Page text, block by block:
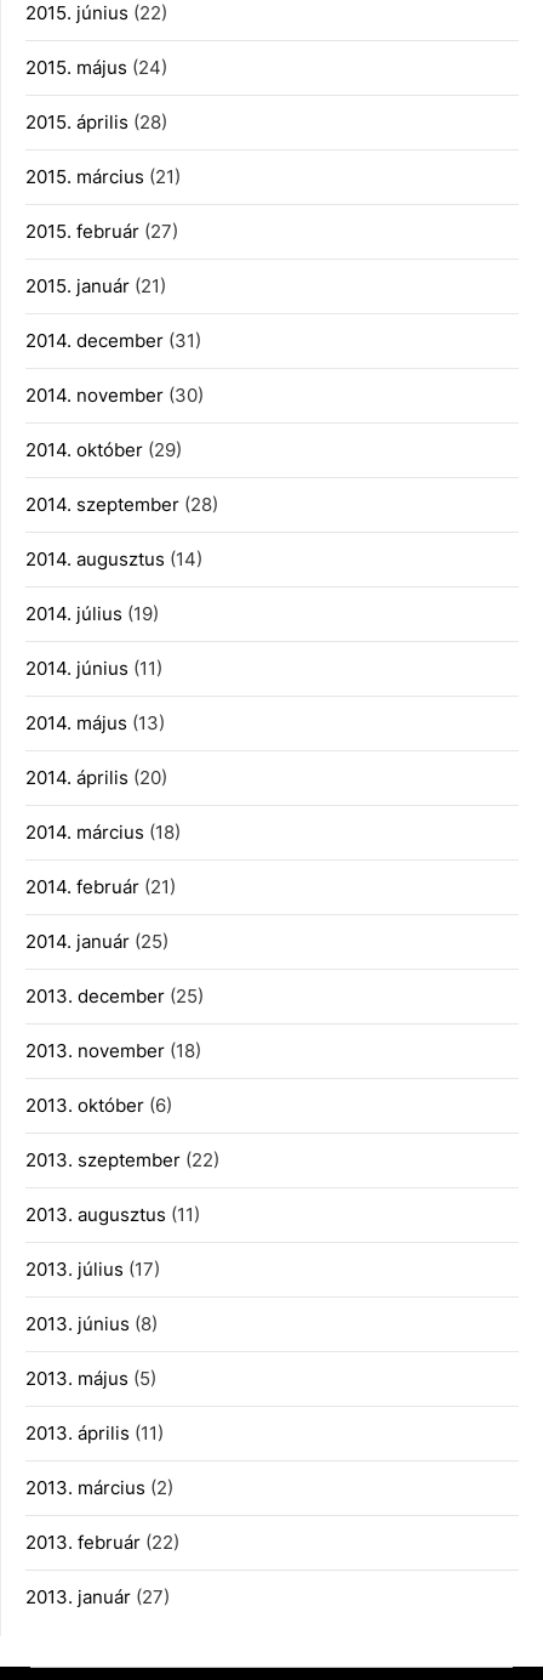
2015. június (22)
2015. május (24)
2015. április (28)
2015. március (21)
2015. február (27)
2015. január (21)
2014. december (31)
2014. november (30)
2014. október (29)
2014. szeptember (28)
2014. augusztus (14)
2014. július (19)
2014. június (11)
2014. május (13)
2014. április (20)
2014. március (18)
2014. február (21)
2014. január (25)
2013. december (25)
2013. november (18)
2013. október (6)
2013. szeptember (22)
2013. augusztus (11)
2013. július (17)
2013. június (8)
2013. május (5)
2013. április (11)
2013. március (2)
2013. február (22)
2013. január (27)